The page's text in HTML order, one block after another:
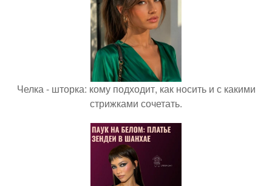
Челка - шторка: кому подходит, как носить и с какими
стрижками сочетать.